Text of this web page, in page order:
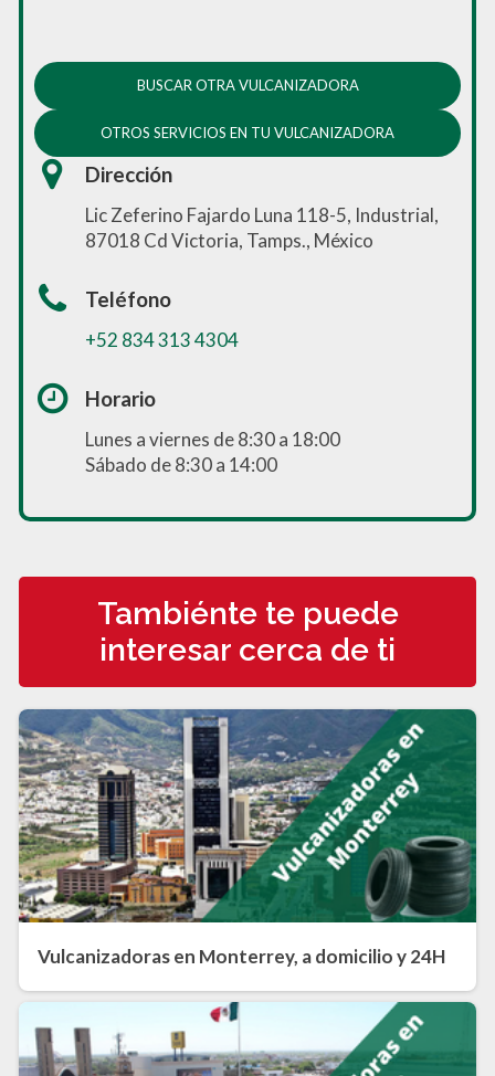
BUSCAR OTRA VULCANIZADORA
OTROS SERVICIOS EN TU VULCANIZADORA
Dirección
Lic Zeferino Fajardo Luna 118-5, Industrial,
87018 Cd Victoria, Tamps., México
Teléfono
+52 834 313 4304
Horario
Lunes a viernes de 8:30 a 18:00
Sábado de 8:30 a 14:00
Tambiénte te puede
interesar cerca de ti
Vulcanizadoras en Monterrey, a domicilio y 24H